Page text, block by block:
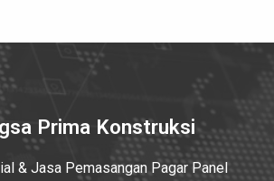
Prima Konstruksi
& Jasa Pemasangan Pagar Panel